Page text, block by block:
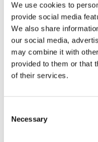
We use cookies to
provide social media
We also share
our social media,
may combine it with
provided to them or that
of their services.
Selection
Necessary
Rotor, komplett med slagor
OR80013456G
(ex. moms)